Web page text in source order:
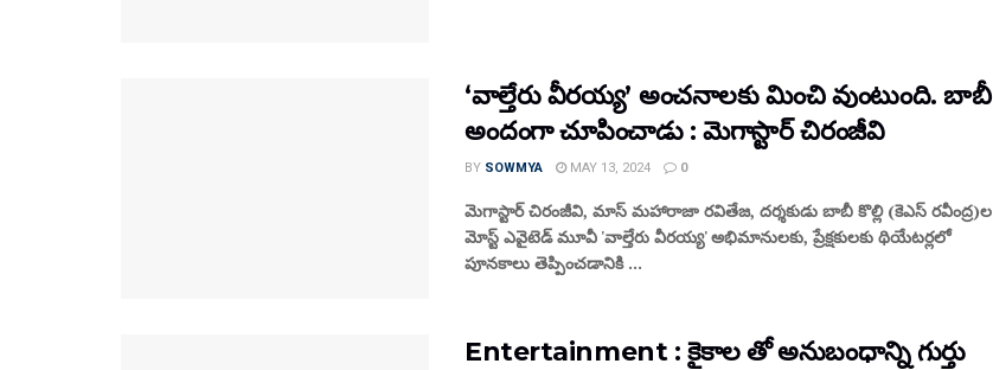
‘వాల్తేరు వీరయ్య’ అంచనాలకు మించి వుంటుంది. బాబీ
అందంగా చూపించాడు : మెగాస్టార్ చిరంజీవి
BY SOWMYA MAY 13, 2024 0
మెగాస్టార్ చిరంజీవి, మాస్ మహారాజా రవితేజ, దర్శకుడు బాబీ కొల్లి (కెఎస్ రవీంద్ర)ల
మోస్ట్ ఎవైటెడ్ మూవీ 'వాల్తేరు వీరయ్య' అభిమానులకు, ప్రేక్షకులకు థియేటర్లలో
పూనకాలు తెప్పించడానికి ...
Entertainment : కైకాల తో అనుబంధాన్ని గుర్తు